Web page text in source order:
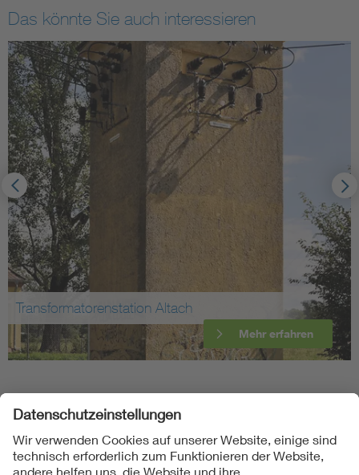
Das könnte Sie auch interessieren
Transformatorenstation Altach
Mehr erfahren
Folgen Sie uns